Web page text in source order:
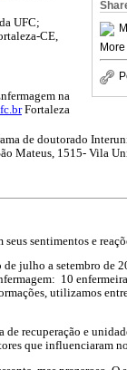
More
UFC;
CE,
na
Fortaleza
de doutorado
Mateus, 1515- Vila
sentimentos e
julho a setembro de
10
utilizamos
recuperação e
que influenciaram